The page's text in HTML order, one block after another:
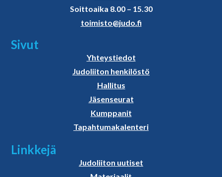
Soittoaika 8.00 – 15.30
toimisto@judo.fi
Sivut
Yhteystiedot
Judoliiton henkilöstö
Hallitus
Jäsenseurat
Kumppanit
Tapahtumakalenteri
Linkkejä
Judoliiton uutiset